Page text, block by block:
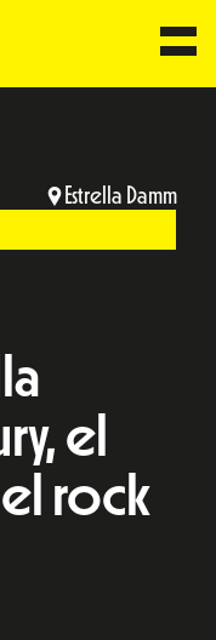
Estrella Damm
el
rock